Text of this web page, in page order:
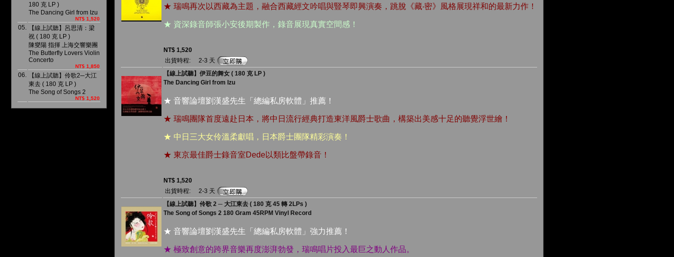
180 克 LP )
The Dancing Girl from Izu
NT$ 1,520
05.
【線上試聽】呂思清：梁
祝 ( 180 克 LP )
陳燮陽 指揮 上海交響樂團
The Butterfly Lovers Violin
Concerto
NT$ 1,850
06.
【線上試聽】伶歌2─大江
東去 ( 180 克 LP )
The Song of Songs 2
NT$ 1,520
★ 瑞鳴再次以西藏為主題，融合西藏經文吟唱與豎琴即興演奏，跳脫《藏‧密》風格展現祥和的最新力作！
★ 資深錄音師張小安後期製作，錄音展現真實空間感！
NT$ 1,520
出貨時程:
2-3 天
【線上試聽】伊豆的舞女 ( 180 克 LP )
The Dancing Girl from Izu
★ 音響論壇劉漢盛先生「總編私房軟體」推薦！
★ 瑞鳴團隊首度遠赴日本，將中日流行經典打造東洋風爵士歌曲，構築出美感十足的聽覺浮世繪！
★ 中日三大女伶溫柔獻唱，日本爵士團隊精彩演奏！
★ 東京最佳爵士錄音室Dede以類比盤帶錄音！
NT$ 1,520
出貨時程:
2-3 天
【線上試聽】伶歌 2 ─ 大江東去 ( 180 克 45 轉 2LPs )
The Song of Songs 2 180 Gram 45RPM Vinyl Record
★ 音響論壇劉漢盛先生「總編私房軟體」強力推薦！
★ 極致創意的跨界音樂再度澎湃勃發，瑞鳴唱片投入最巨之動人作品。